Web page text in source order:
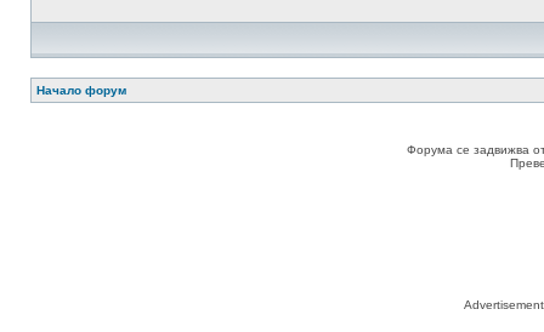
Начало форум
Форума се задвижва